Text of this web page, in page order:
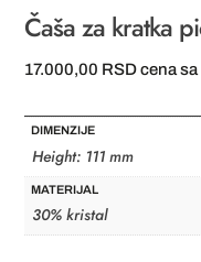
Čaša za kratka
17.000,00 RSD cena
DIMENZIJE
Height: 111 mm
MATERIJAL
30% kristal